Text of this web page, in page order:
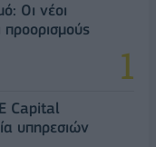
Οι νέοι
προορισμούς
Capital
υπηρεσιών